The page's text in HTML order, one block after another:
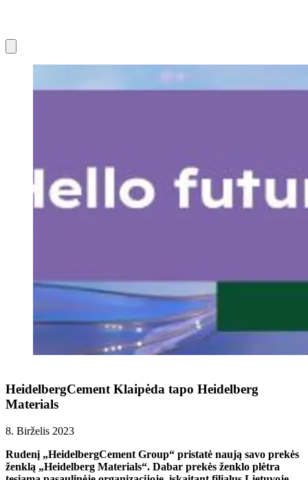
HeidelbergCement Klaipėda tapo Heidelberg
Materials
8. Birželis 2023
Rudenį „HeidelbergCement Group“ pristatė naują savo prekės
ženklą „Heidelberg Materials“. Dabar prekės ženklo plėtra